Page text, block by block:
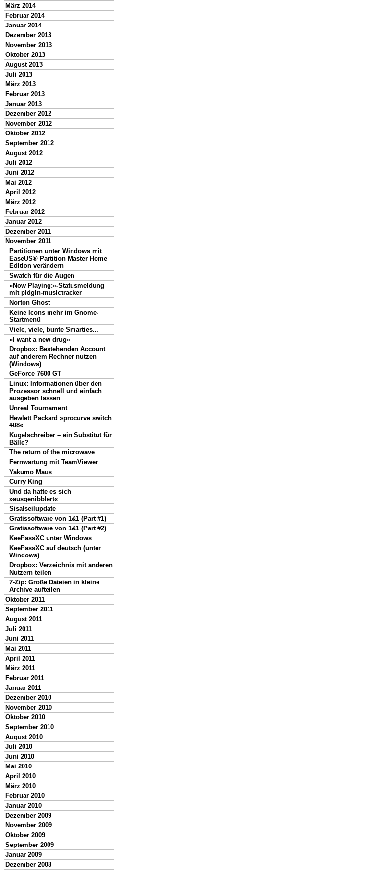
März 2014
Februar 2014
Januar 2014
Dezember 2013
November 2013
Oktober 2013
August 2013
Juli 2013
März 2013
Februar 2013
Januar 2013
Dezember 2012
November 2012
Oktober 2012
September 2012
August 2012
Juli 2012
Juni 2012
Mai 2012
April 2012
März 2012
Februar 2012
Januar 2012
Dezember 2011
November 2011
Partitionen unter Windows mit
EaseUS® Partition Master Home
Edition verändern
Swatch für die Augen
»Now Playing:«-Status­meldung
mit pidgin-musictracker
Norton Ghost
Keine Icons mehr im Gnome-
Startmenü
Viele, viele, bunte Smarties...
»I want a new drug«
Dropbox: Bestehenden Account
auf anderem Rechner nutzen
(Windows)
GeForce 7600 GT
Linux: Informationen über den
Prozessor schnell und einfach
ausgeben lassen
Unreal Tournament
Hewlett Packard »procurve switch
408«
Kugelschreiber – ein Substitut für
Bälle?
The return of the microwave
Fernwartung mit TeamViewer
Yakumo Maus
Curry King
Und da hatte es sich
»ausgenibblert«
Sisalseilupdate
Gratissoftware von 1&1 (Part #1)
Gratissoftware von 1&1 (Part #2)
KeePassXC unter Windows
KeePassXC auf deutsch (unter
Windows)
Dropbox: Verzeichnis mit anderen
Nutzern teilen
7-Zip: Große Dateien in kleine
Archive aufteilen
Oktober 2011
September 2011
August 2011
Juli 2011
Juni 2011
Mai 2011
April 2011
März 2011
Februar 2011
Januar 2011
Dezember 2010
November 2010
Oktober 2010
September 2010
August 2010
Juli 2010
Juni 2010
Mai 2010
April 2010
März 2010
Februar 2010
Januar 2010
Dezember 2009
November 2009
Oktober 2009
September 2009
Januar 2009
Dezember 2008